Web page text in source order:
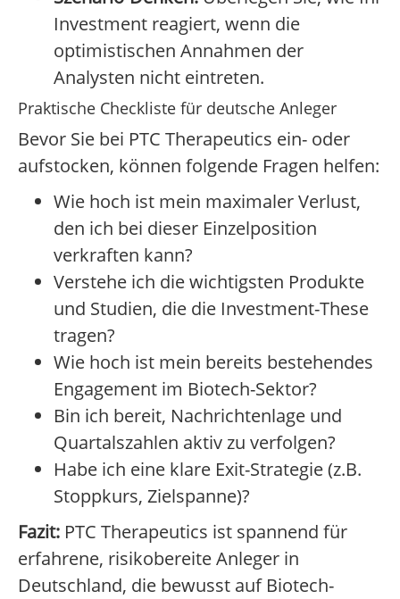
Investment reagiert, wenn die
optimistischen Annahmen der
Analysten nicht eintreten.
Praktische Checkliste für deutsche Anleger
Bevor Sie bei PTC Therapeutics ein- oder
aufstocken, können folgende Fragen helfen:
Wie hoch ist mein maximaler Verlust,
den ich bei dieser Einzelposition
verkraften kann?
Verstehe ich die wichtigsten Produkte
und Studien, die die Investment-These
tragen?
Wie hoch ist mein bereits bestehendes
Engagement im Biotech-Sektor?
Bin ich bereit, Nachrichtenlage und
Quartalszahlen aktiv zu verfolgen?
Habe ich eine klare Exit-Strategie (z.B.
Stoppkurs, Zielspanne)?
Fazit: PTC Therapeutics ist spannend für
erfahrene, risikobereite Anleger in
Deutschland, die bewusst auf Biotech-